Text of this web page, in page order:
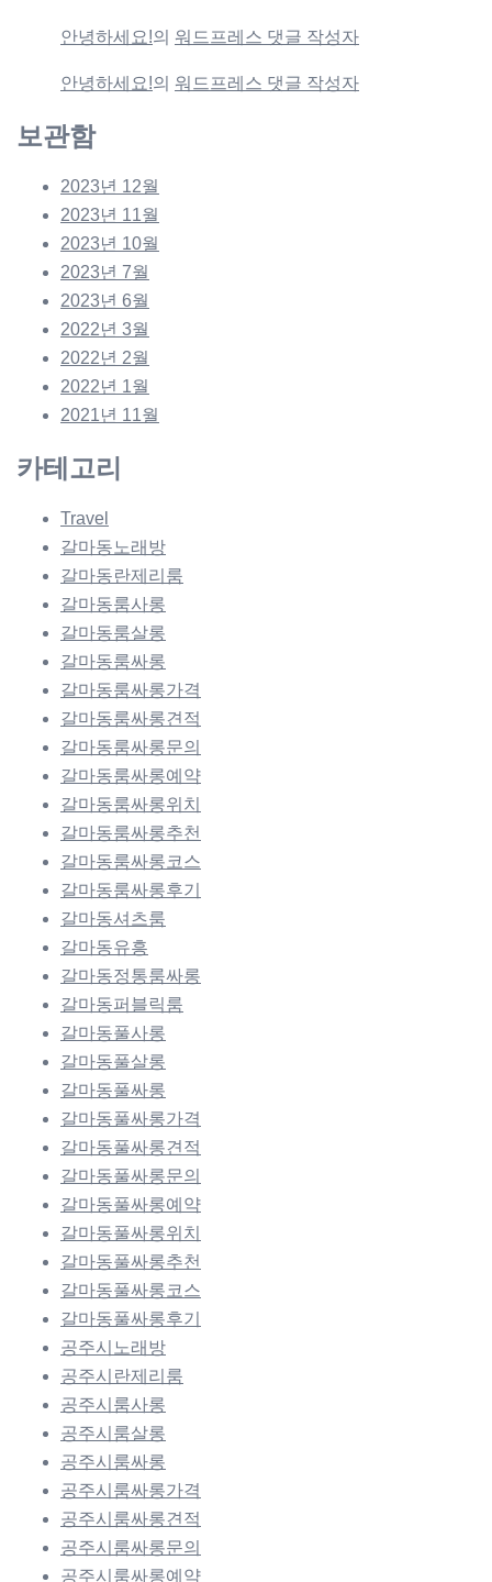
안녕하세요!의 워드프레스 댓글 작성자
안녕하세요!의 워드프레스 댓글 작성자
보관함
2023년 12월
2023년 11월
2023년 10월
2023년 7월
2023년 6월
2022년 3월
2022년 2월
2022년 1월
2021년 11월
카테고리
Travel
갈마동노래방
갈마동란제리룸
갈마동룸사롱
갈마동룸살롱
갈마동룸싸롱
갈마동룸싸롱가격
갈마동룸싸롱견적
갈마동룸싸롱문의
갈마동룸싸롱예약
갈마동룸싸롱위치
갈마동룸싸롱추천
갈마동룸싸롱코스
갈마동룸싸롱후기
갈마동셔츠룸
갈마동유흥
갈마동정통룸싸롱
갈마동퍼블릭룸
갈마동풀사롱
갈마동풀살롱
갈마동풀싸롱
갈마동풀싸롱가격
갈마동풀싸롱견적
갈마동풀싸롱문의
갈마동풀싸롱예약
갈마동풀싸롱위치
갈마동풀싸롱추천
갈마동풀싸롱코스
갈마동풀싸롱후기
공주시노래방
공주시란제리룸
공주시룸사롱
공주시룸살롱
공주시룸싸롱
공주시룸싸롱가격
공주시룸싸롱견적
공주시룸싸롱문의
공주시룸싸롱예약